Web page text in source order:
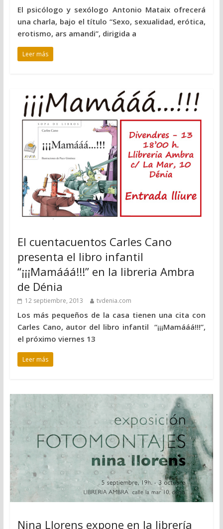
El psicólogo y sexólogo Antonio Mataix ofrecerá
una charla, bajo el título “Sexo, sexualidad, erótica,
erotismo, ars amandi”, dirigida a
Leer más
El cuentacuentos Carles Cano
presenta el libro infantil
“¡¡¡Mamááá!!!” en la libreria Ambra
de Dénia
12 septiembre, 2013 tvdenia.com
Los más pequeños de la casa tienen una cita con
Carles Cano, autor del libro infantil “¡¡¡Mamááá!!!”,
el próximo viernes 13
Leer más
Nina Llorens expone en la librería